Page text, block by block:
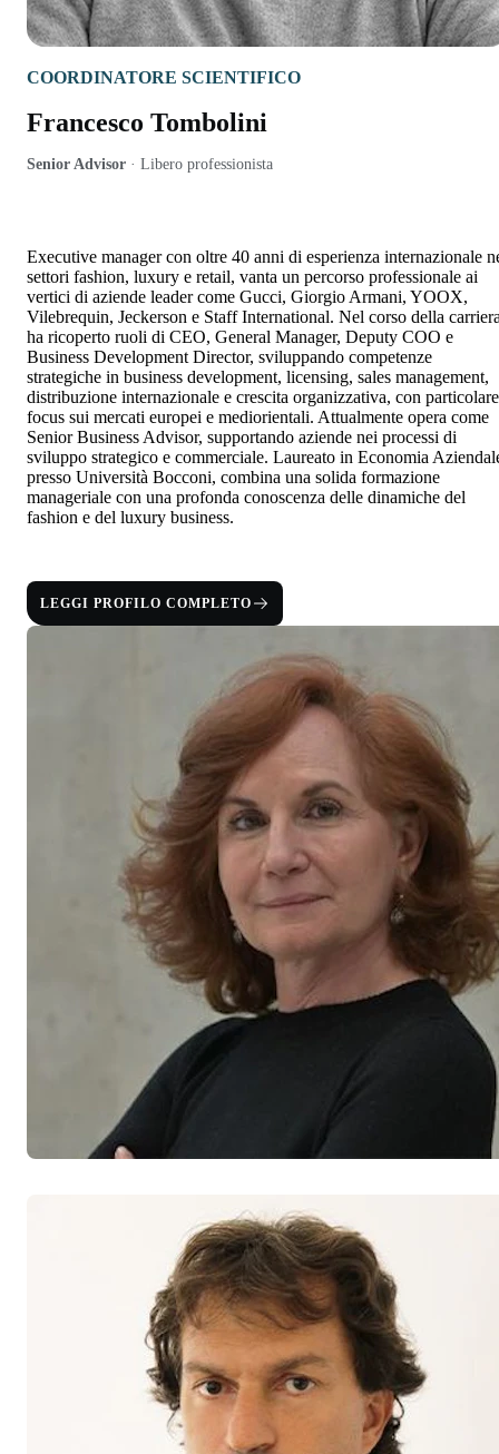
COORDINATORE SCIENTIFICO
Francesco Tombolini
Senior Advisor · Libero professionista
Executive manager con oltre 40 anni di esperienza internazionale
settori fashion, luxury e retail, vanta un percorso professionale ai
vertici di aziende leader come Gucci, Giorgio Armani, YOOX,
Vilebrequin, Jeckerson e Staff International. Nel corso della
ha ricoperto ruoli di CEO, General Manager, Deputy COO e
Business Development Director, sviluppando competenze
strategiche in business development, licensing, sales management,
distribuzione internazionale e crescita organizzativa, con particolare
focus sui mercati europei e mediorientali. Attualmente opera come
Senior Business Advisor, supportando aziende nei processi di
sviluppo strategico e commerciale. Laureato in Economia
presso Università Bocconi, combina una solida formazione
manageriale con una profonda conoscenza delle dinamiche del
fashion e del luxury business.
LEGGI PROFILO COMPLETO